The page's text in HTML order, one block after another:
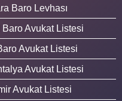
Baro Levhası
Avukat Listesi
Avukat Listesi
Avukat Listesi
Avukat Listesi